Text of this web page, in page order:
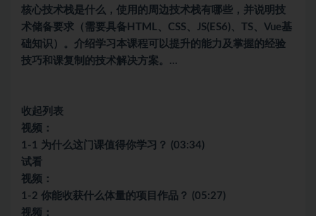
核心技术栈是什么，使用的周边技术栈有哪些，并说明技
术储备要求（需要具备HTML、CSS、JS(ES6)、TS、Vue基
础知识）。介绍学习本课程可以提升的能力及掌握的经验
技巧和课复制的技术解决方案。…
收起列表
视频：
1-1 为什么这门课值得你学习？ (03:34)
试看
视频：
1-2 你能收获什么体量的项目作品？ (05:27)
视频：